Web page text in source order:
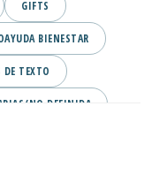
GIFTS
BIENESTAR
DE TEXTO
NO DEFINIDA